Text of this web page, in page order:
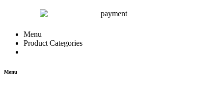
Menu
Product Categories
Menu